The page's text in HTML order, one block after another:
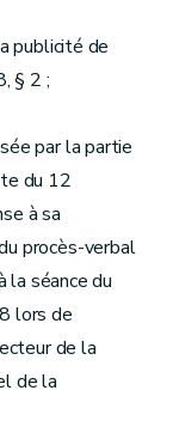
publicité de
§ 2 ;
par la partie
du 12
à sa
procès-verbal
la séance du
lors de
de la
de la